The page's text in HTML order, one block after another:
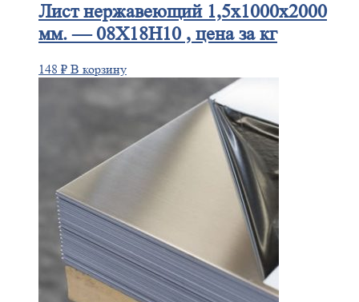
Листнержавеющий 1,5x1000x2000
мм. — 08Х18Н10 , цена за кг
148 ₽ В корзину